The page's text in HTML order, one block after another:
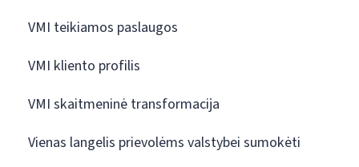
VMI teikiamos paslaugos
VMI kliento profilis
VMI skaitmeninė transformacija
Vienas langelis prievolėms valstybei sumokėti